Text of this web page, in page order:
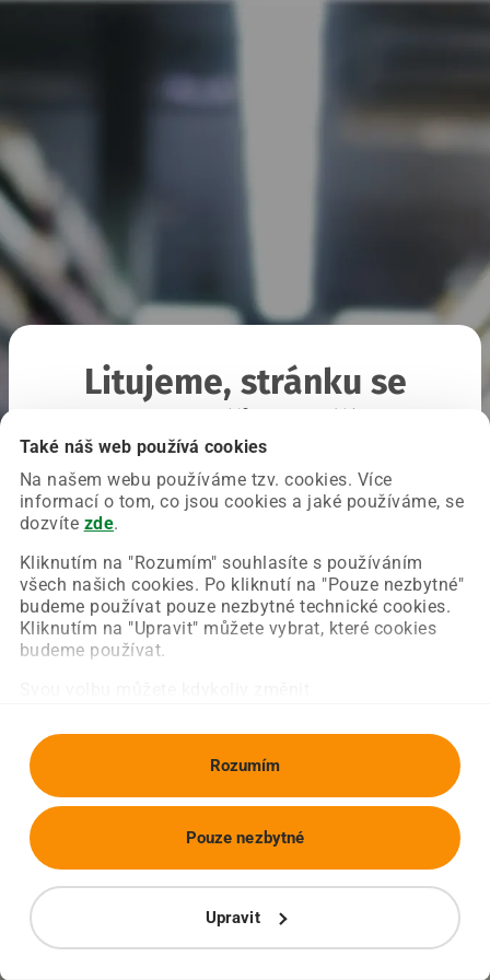
Také náš web používá cookies
Na našem webu používáme tzv. cookies. Více
informací o tom, co jsou cookies a jaké používáme, se
dozvíte zde.
Kliknutím na "Rozumím" souhlasíte s používáním
všech našich cookies. Po kliknutí na "Pouze nezbytné"
budeme používat pouze nezbytné technické cookies.
Kliknutím na "Upravit" můžete vybrat, které cookies
budeme používat.
Rozumím
Upravit
Pouze nezbytné
Litujeme, stránku se
Chyba nastala na naší straně a už ji opravujeme.
Zkuste prosím znovu načíst požadovanou stránku.
Obnovit stránku Úvodní strana